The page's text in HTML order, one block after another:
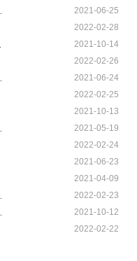
2021-06-25
2022-02-28
2021-10-14
2022-02-26
2021-06-24
2022-02-25
2021-10-13
2021-05-19
2022-02-24
2021-06-23
2021-04-09
2022-02-23
2021-10-12
2022-02-22